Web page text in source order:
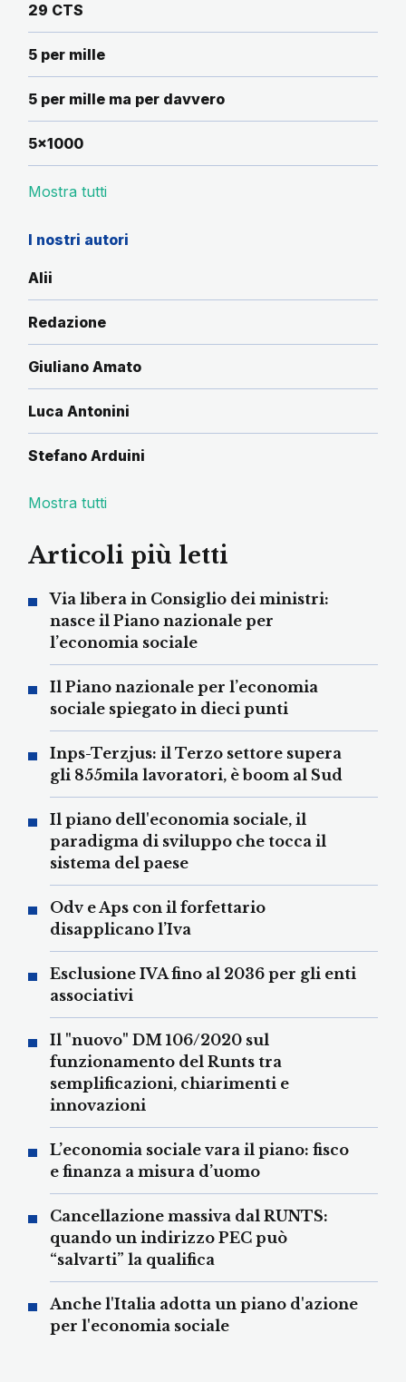
29 CTS
5 per mille
5 per mille ma per davvero
5x1000
Mostra tutti
I nostri autori
Alii
Redazione
Giuliano Amato
Luca Antonini
Stefano Arduini
Mostra tutti
Articoli più letti
Via libera in Consiglio dei ministri:
nasce il Piano nazionale per
l’economia sociale
Il Piano nazionale per l’economia
sociale spiegato in dieci punti
Inps-Terzjus: il Terzo settore supera
gli 855mila lavoratori, è boom al Sud
Il piano dell'economia sociale, il
paradigma di sviluppo che tocca il
sistema del paese
Odv e Aps con il forfettario
disapplicano l’Iva
Esclusione IVA fino al 2036 per gli enti
associativi
Il "nuovo" DM 106/2020 sul
funzionamento del Runts tra
semplificazioni, chiarimenti e
innovazioni
L’economia sociale vara il piano: fisco
e finanza a misura d’uomo
Cancellazione massiva dal RUNTS:
quando un indirizzo PEC può
“salvarti” la qualifica
Anche l'Italia adotta un piano d'azione
per l'economia sociale